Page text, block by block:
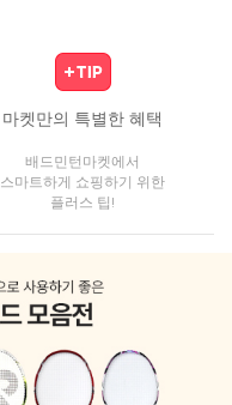
마켓만의 특별한 혜택
배드민턴마켓에서
스마트하게 쇼핑하기 위한
플러스 팁!